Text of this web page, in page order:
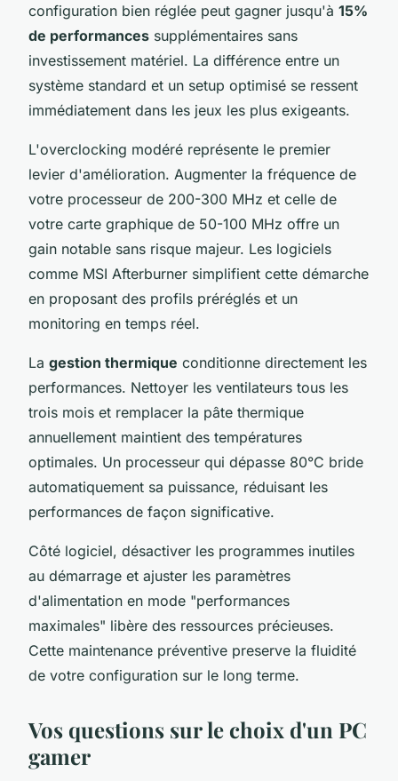
configuration bien réglée peut gagner jusqu'à 15%
de performances supplémentaires sans
investissement matériel. La différence entre un
système standard et un setup optimisé se ressent
immédiatement dans les jeux les plus exigeants.
L'overclocking modéré représente le premier
levier d'amélioration. Augmenter la fréquence de
votre processeur de 200-300 MHz et celle de
votre carte graphique de 50-100 MHz offre un
gain notable sans risque majeur. Les logiciels
comme MSI Afterburner simplifient cette démarche
en proposant des profils préréglés et un
monitoring en temps réel.
La gestion thermique conditionne directement les
performances. Nettoyer les ventilateurs tous les
trois mois et remplacer la pâte thermique
annuellement maintient des températures
optimales. Un processeur qui dépasse 80°C bride
automatiquement sa puissance, réduisant les
performances de façon significative.
Côté logiciel, désactiver les programmes inutiles
au démarrage et ajuster les paramètres
d'alimentation en mode "performances
maximales" libère des ressources précieuses.
Cette maintenance préventive preserve la fluidité
de votre configuration sur le long terme.
Vos questions sur le choix d'un PC
gamer